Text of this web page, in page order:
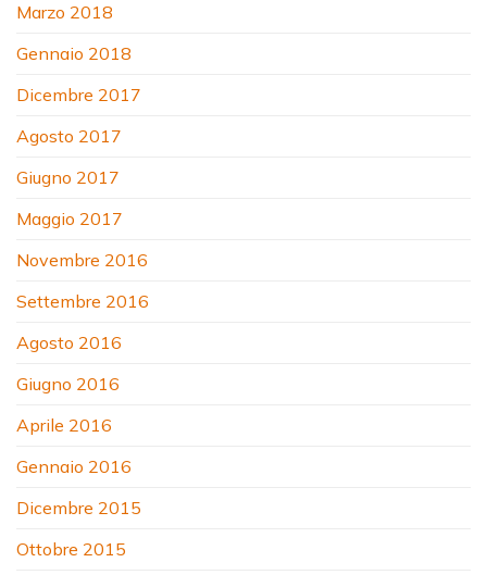
Marzo 2018
Gennaio 2018
Dicembre 2017
Agosto 2017
Giugno 2017
Maggio 2017
Novembre 2016
Settembre 2016
Agosto 2016
Giugno 2016
Aprile 2016
Gennaio 2016
Dicembre 2015
Ottobre 2015